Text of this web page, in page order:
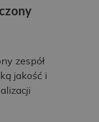
zespół
jakość i